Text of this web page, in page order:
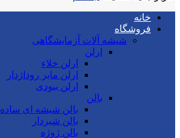
خانه
فروشگاه
شیشه آلات آزمایشگاهی
ارلن
ارلن خلاء
ارلن مایر روداژدار
ارلن بیودی
بالن
بالن شیشه ای ساده
بالن شیردار
بالن ژوژه